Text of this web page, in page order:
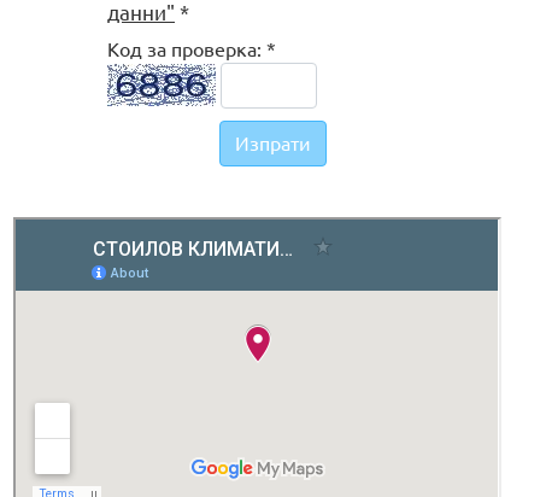
данни" *
Код за проверка: *